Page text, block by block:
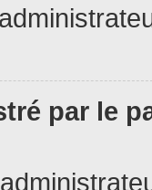
par le